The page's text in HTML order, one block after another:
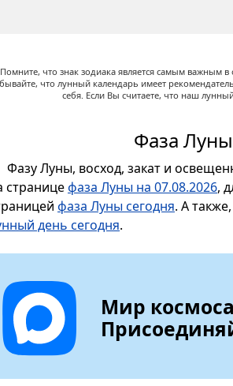
Помните, что знак зодиака является самым важным
что лунный календарь имеет
себя. Если Вы считаете, что наш
Фаза
Фазу Луны, восход, закат и
страницефаза Луны на 07.08.2026,
фаза Луны сегодня. А
день сегодня.
Мир